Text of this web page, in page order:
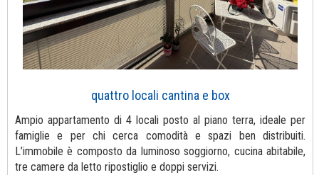
quattro locali cantina e box
Ampio appartamento di 4 locali posto al piano terra, ideale per
famiglie e per chi cerca comodità e spazi ben distribuiti.
L’immobile è composto da luminoso soggiorno, cucina abitabile,
tre camere da letto ripostiglio e doppi servizi.